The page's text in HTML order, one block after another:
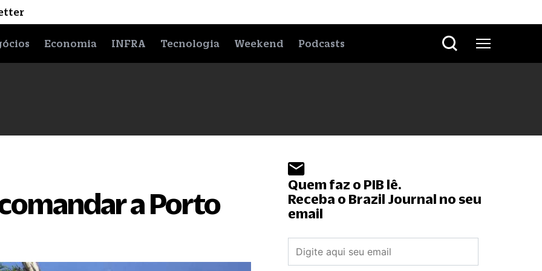
Economia INFRA Tecnologia Weekend Podcasts
a Porto
Quem faz o PIB lê.
Receba o Brazil Journal no seu
email